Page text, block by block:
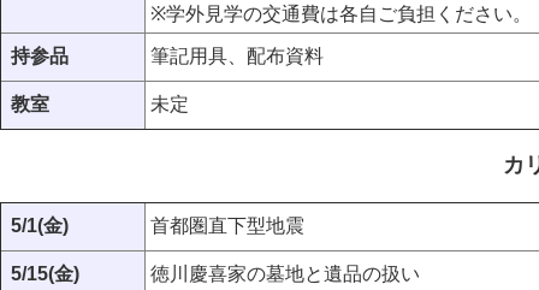
※学外見学の交通費は各自ご負担ください。
持参品 筆記用具、配布資料
教室 未定
カ
5/1(金) 首都圏直下型地震
5/15(金) 徳川慶喜家の墓地と遺品の扱い